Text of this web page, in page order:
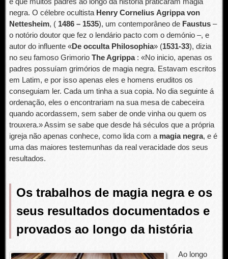
negra. O célebre ocultista Henry Cornelius Agrippa von
Nettesheim, ( 1486 – 1535), um contemporâneo de Faustus–
o notório doutor que fez o lendário pacto com o demónio –, e
autor do influente «De occulta Philosophia» (1531-33), dizia
no seu famoso Grimorio The Agrippa: «No inicio, apenas os
padres possuíam grimórios de magia negra. Estavam escritos
em Latim, e por isso apenas eles e homens eruditos os
conseguiam ler. Cada um tinha a sua copia. No dia seguinte á
ordenação, eles o encontrariam na sua mesa de cabeceira
quando acordassem, sem saber de onde vinha ou quem os
trouxera.» Assim se sabe que desde há séculos que a própria
igreja não apenas conhece, como lida com a magia negra, e é
uma das maiores testemunhas da real veracidade dos seus
resultados.
Os trabalhos de magia negra e os
seus resultados documentados e
provados ao longo da história
Ao longo